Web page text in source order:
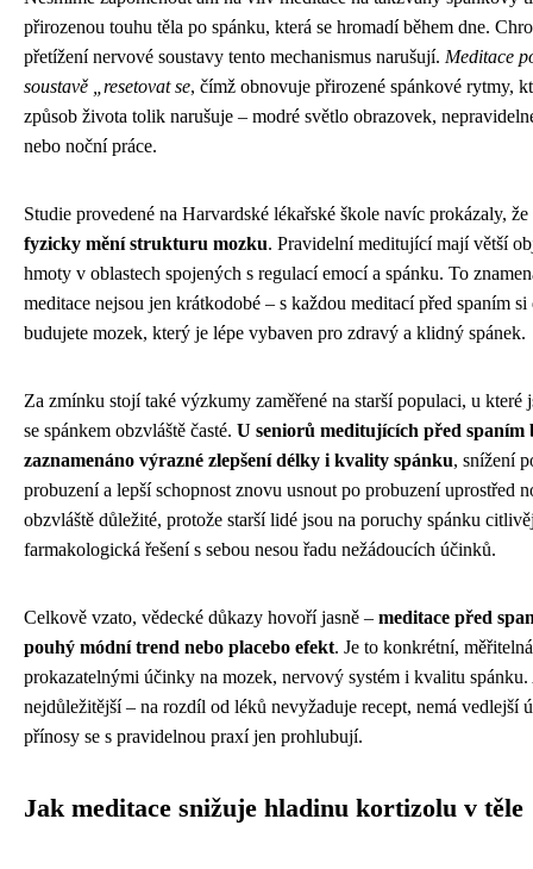
přirozenou touhu těla po spánku, která se hromadí během dne.
přetížení nervové soustavy tento mechanismus narušují. Meditace
soustavě „resetovat se, čímž obnovuje přirozené spánkové rytmy,
způsob života tolik narušuje – modré světlo obrazovek,
nebo noční práce.
Studie provedené na Harvardské lékařské škole navíc prokázaly, že
fyzicky mění strukturu mozku. Pravidelní meditující mají větší
hmoty v oblastech spojených s regulací emocí a spánku. To
meditace nejsou jen krátkodobé – s každou meditací před spaním si
budujete mozek, který je lépe vybaven pro zdravý a klidný spánek.
Za zmínku stojí také výzkumy zaměřené na starší populaci, u které
se spánkem obzvláště časté. U seniorů meditujících před spaním
zaznamenáno výrazné zlepšení délky i kvality spánku, snížení
probuzení a lepší schopnost znovu usnout po probuzení uprostřed
obzvláště důležité, protože starší lidé jsou na poruchy spánku
farmakologická řešení s sebou nesou řadu nežádoucích účinků.
Celkově vzato, vědecké důkazy hovoří jasně – meditace před
pouhý módní trend nebo placebo efekt. Je to konkrétní,
prokazatelnými účinky na mozek, nervový systém i kvalitu spánku.
nejdůležitější – na rozdíl od léků nevyžaduje recept, nemá vedlejší
přínosy se s pravidelnou praxí jen prohlubují.
Jak meditace snižuje hladinu kortizolu v těle